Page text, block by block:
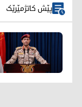
پێش کاتژمێرێک